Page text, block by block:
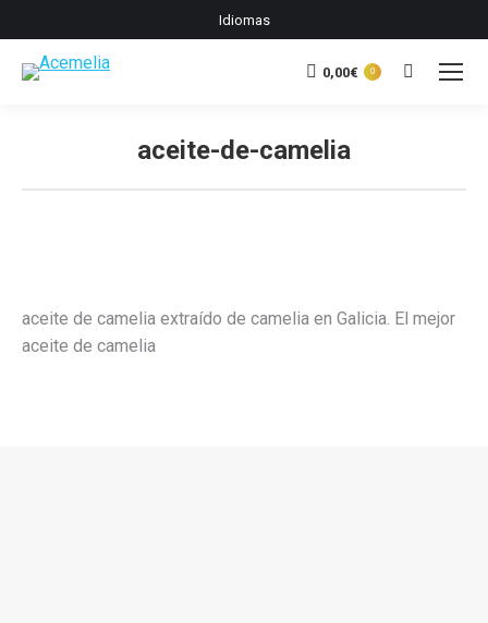
Idiomas
0,00€ 0 Buscar:
aceite-de-camelia
aceite de camelia extraído de camelia en Galicia. El mejor
aceite de camelia